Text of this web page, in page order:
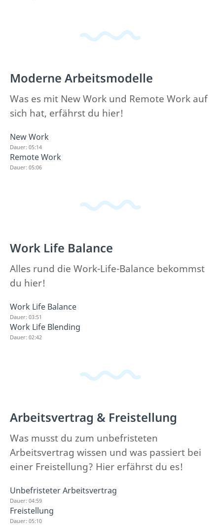
Moderne Arbeitsmodelle
Was es mit New Work und Remote Work auf
sich hat, erfährst du hier!
New Work
Dauer: 05:14
Remote Work
Dauer: 05:06
Work Life Balance
Alles rund die Work-Life-Balance bekommst
du hier!
Work Life Balance
Dauer: 03:51
Work Life Blending
Dauer: 02:42
Arbeitsvertrag & Freistellung
Was musst du zum unbefristeten
Arbeitsvertrag wissen und was passiert bei
einer Freistellung? Hier erfährst du es!
Unbefristeter Arbeitsvertrag
Dauer: 04:59
Freistellung
Dauer: 05:10